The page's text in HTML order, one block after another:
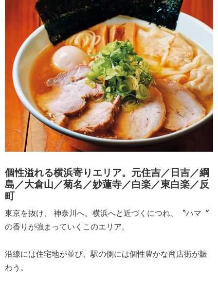
個性溢れる横浜寄りエリア。元住吉／日吉／綱
島／大倉山／菊名／妙蓮寺／白楽／東白楽／反
町
東京を抜け、 神奈川へ。横浜へと近づくにつれ、〝ハマ〞
の香りが強まっていくこのエリア。
沿線には住宅地が並び、駅の側には個性豊かな商店街が賑
わう。